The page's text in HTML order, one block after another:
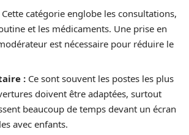
Cette catégorie englobe les consultations,
et les médicaments. Une prise en
est nécessaire pour réduire le
: Ce sont souvent les postes les plus
doivent être adaptées, surtout
beaucoup de temps devant un écran
avec enfants.